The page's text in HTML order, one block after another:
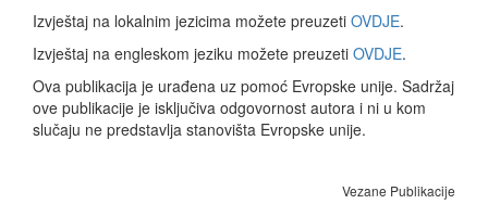
Izvještaj na lokalnim jezicima možete preuzeti OVDJE.
Izvještaj na engleskom jeziku možete preuzeti OVDJE.
Ova publikacija je urađena uz pomoć Evropske unije. Sadržaj
ove publikacije je isključiva odgovornost autora i ni u kom
slučaju ne predstavlja stanovišta Evropske unije.
Vezane Publikacije